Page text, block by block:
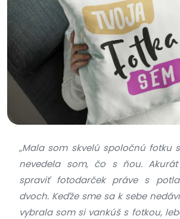
„Mala som skvelú spoločnú fotku
nevedela som, čo s ňou.
spraviť fotodarček práve s
dvoch. Keďže sme sa k sebe
vybrala som si vankúš s fotkou,